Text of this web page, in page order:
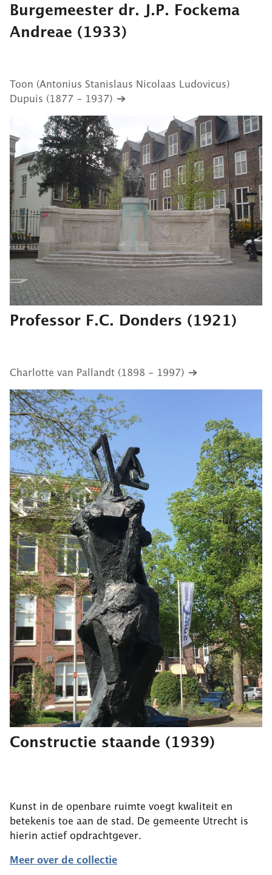
Burgemeester dr. J.P. Fockema
Andreae (1933)
Toon (Antonius Stanislaus Nicolaas Ludovicus)
Dupuis (1877 - 1937)
Professor F.C. Donders (1921)
Charlotte van Pallandt (1898 - 1997)
Constructie staande (1939)
Kunst in de openbare ruimte voegt kwaliteit en
betekenis toe aan de stad. De gemeente Utrecht is
hierin actief opdrachtgever.
Meer over de collectie